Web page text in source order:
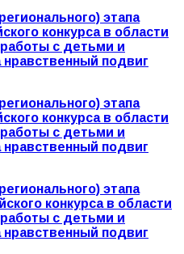
этапа
конкурса в области
работы с детьми и
подвиг
этапа
конкурса в области
работы с детьми и
подвиг
этапа
конкурса в области
работы с детьми и
подвиг